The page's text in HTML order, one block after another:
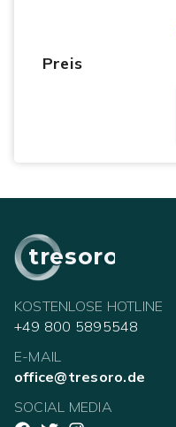
Preis
tresoro
KOSTENLOSE HOTLINE
+49 800 5895548
E-MAIL
office@tresoro.de
SOCIAL MEDIA